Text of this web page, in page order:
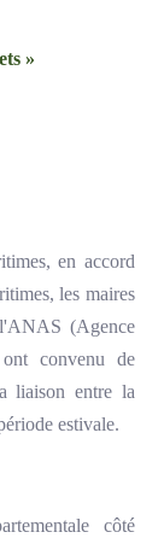
»
en accord
les maires
(Agence
convenu de
liaison entre la
estivale.
côté